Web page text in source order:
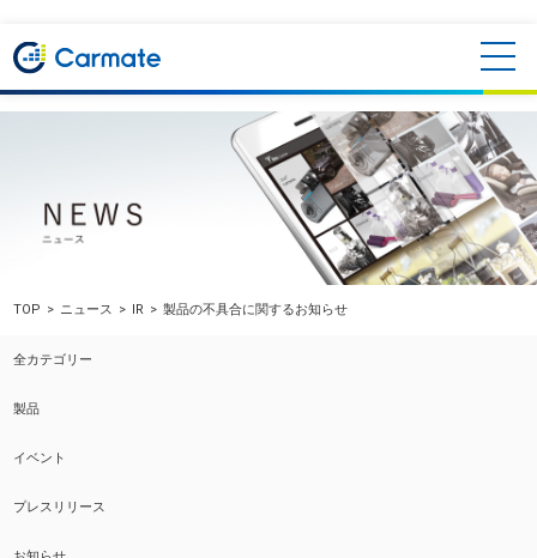
TOP ニュース IR 製品の不具合に関するお知らせ
全カテゴリー
製品
イベント
プレスリリース